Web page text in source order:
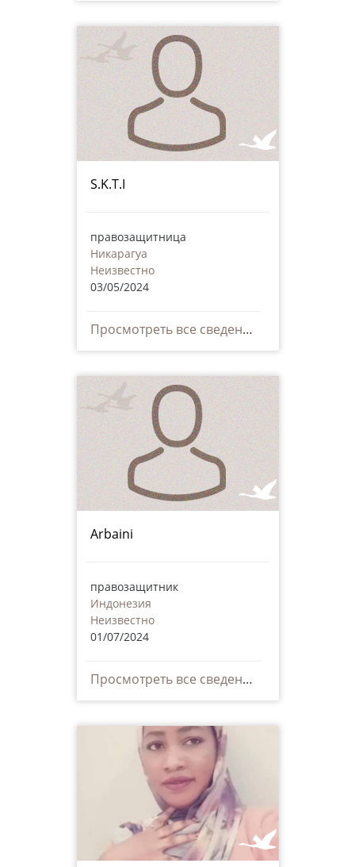
S.K.T.I
правозащитница
Никарагуа
Неизвестно
03/05/2024
Просмотреть все сведения
Arbaini
правозащитник
Индонезия
Неизвестно
01/07/2024
Просмотреть все сведения